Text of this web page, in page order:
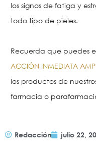
los signos de fatiga y
todo tipo de pieles.
Recuerda que puedes
ACCIÓN INMEDIATA
los productos de
farmacia o
Redacción julio 22,